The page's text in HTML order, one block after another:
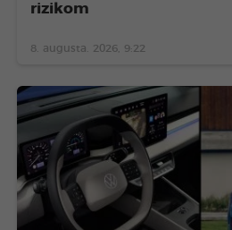
rizikom
8. augusta. 2026, 9:22